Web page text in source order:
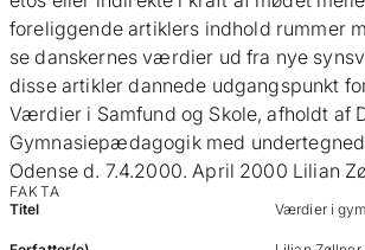
foreliggende artiklers indhold rummer
se danskernes værdier ud fra nye
disse artikler dannede udgangspunkt
Værdier i Samfund og Skole, afholdt af
Gymnasiepædagogik med
Odense d. 7.4.2000. April 2000 Lilian
FAKTA
Titel
Værdier i